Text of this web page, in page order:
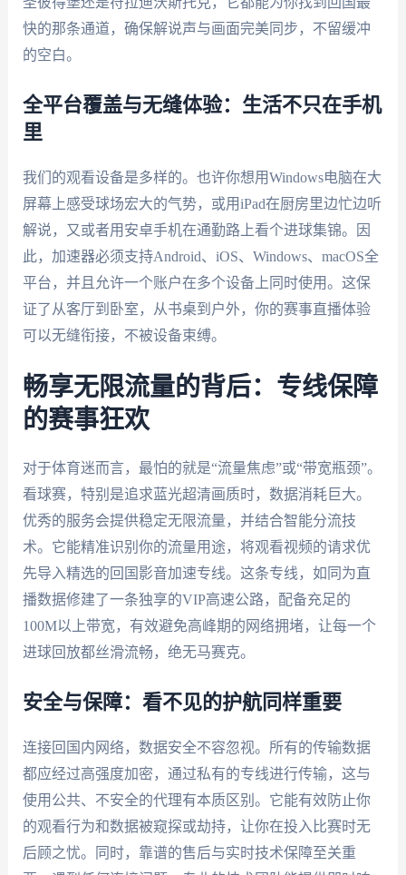
快的那条通道，确保解说声与画面完美同步，不留缓冲
的空白。
全平台覆盖与无缝体验：生活不只在手机
里
我们的观看设备是多样的。也许你想用Windows电脑在大
屏幕上感受球场宏大的气势，或用iPad在厨房里边忙边听
解说，又或者用安卓手机在通勤路上看个进球集锦。因
此，加速器必须支持Android、iOS、Windows、macOS全
平台，并且允许一个账户在多个设备上同时使用。这保
证了从客厅到卧室，从书桌到户外，你的赛事直播体验
可以无缝衔接，不被设备束缚。
畅享无限流量的背后：专线保障
的赛事狂欢
对于体育迷而言，最怕的就是“流量焦虑”或“带宽瓶颈”。
看球赛，特别是追求蓝光超清画质时，数据消耗巨大。
优秀的服务会提供稳定无限流量，并结合智能分流技
术。它能精准识别你的流量用途，将观看视频的请求优
先导入精选的回国影音加速专线。这条专线，如同为直
播数据修建了一条独享的VIP高速公路，配备充足的
100M以上带宽，有效避免高峰期的网络拥堵，让每一个
进球回放都丝滑流畅，绝无马赛克。
安全与保障：看不见的护航同样重要
连接回国内网络，数据安全不容忽视。所有的传输数据
都应经过高强度加密，通过私有的专线进行传输，这与
使用公共、不安全的代理有本质区别。它能有效防止你
的观看行为和数据被窥探或劫持，让你在投入比赛时无
后顾之忧。同时，靠谱的售后与实时技术保障至关重